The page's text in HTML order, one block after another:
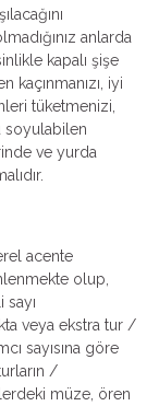
anlarda
kapalı şişe
iyi
tüketmenizi,
soyulabilen
ve yurda
acente
olup,
sayı
veya ekstra tur /
sayısına göre
/
müze, ören